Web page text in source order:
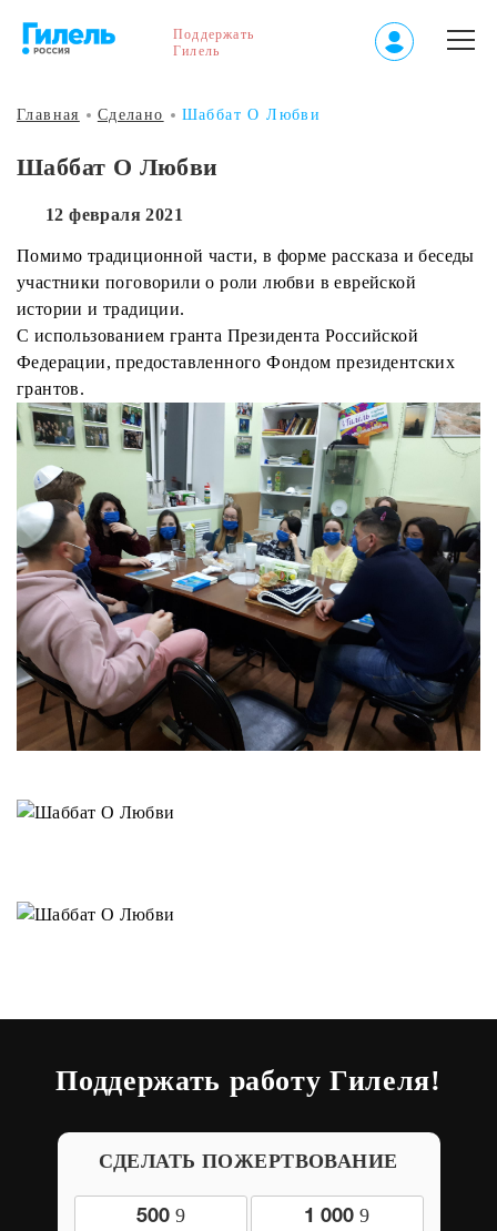
Поддержать
Гилель
Главная Сделано Шаббат О Любви
Шаббат О Любви
12 февраля 2021
Помимо традиционной части, в форме рассказа и беседы
участники поговорили о роли любви в еврейской
истории и традиции.
С использованием гранта Президента Российской
Федерации, предоставленного Фондом президентских
грантов.
Поддержать работу Гилеля!
СДЕЛАТЬ ПОЖЕРТВОВАНИЕ
500 9 1 000 9